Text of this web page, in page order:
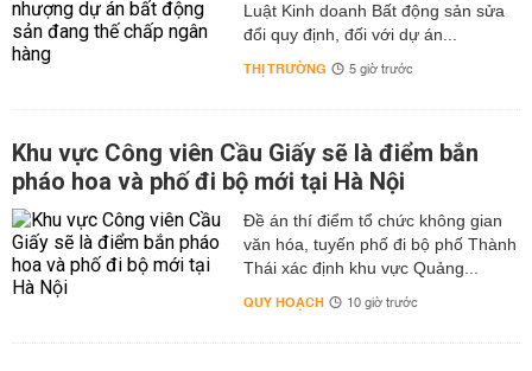
Luật Kinh doanh Bất động sản sửa
đổi quy định, đối với dự án...
THỊ TRƯỜNG 5 giờ trước
Khu vực Công viên Cầu Giấy sẽ là điểm bắn
pháo hoa và phố đi bộ mới tại Hà Nội
Đề án thí điểm tổ chức không gian
văn hóa, tuyến phố đi bộ phố Thành
Thái xác định khu vực Quảng...
QUY HOẠCH 10 giờ trước